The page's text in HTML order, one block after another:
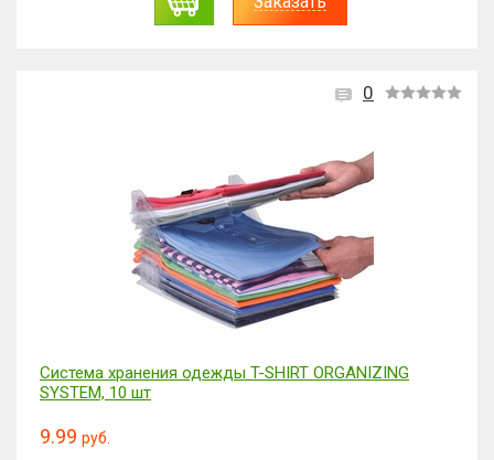
0
Система хранения одежды T-SHIRT ORGANIZING
SYSTEM, 10 шт
9.99 руб.